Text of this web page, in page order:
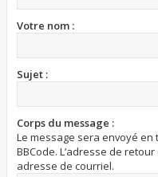
Votre nom :
Sujet :
Corps du message :
Le message sera envoyé en
BBCode. L’adresse de
adresse de courriel.